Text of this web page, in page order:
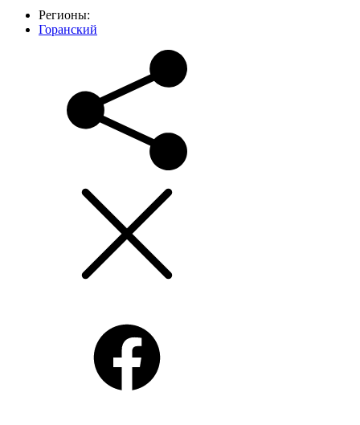
Регионы:
Горанский